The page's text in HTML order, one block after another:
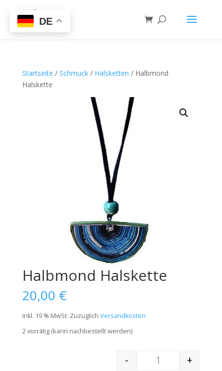
Startseite / Schmuck/ Halsketten / Halbmond
Halskette
Halbmond Halskette
20,00 €
inkl. 19 % MwSt. Zuzüglich Versandkosten
2 vorrätig (kann nachbestellt werden)
Quantity
-
+
DE